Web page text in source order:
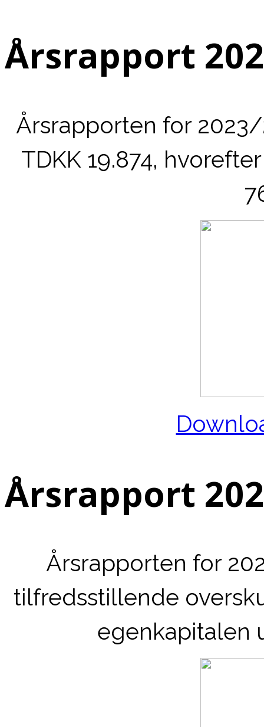
Årsrapport
Årsrapporten for
TDKK 19.874,
Årsrapport
Årsrapporten for
tilfredsstillende
egenkapitalen